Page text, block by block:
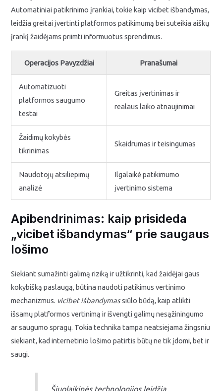
Automatiniai patikrinimo įrankiai, tokie kaip vicibet išbandymas,
leidžia greitai įvertinti platformos patikimumą bei suteikia aiškų
įrankį žaidėjams priimti informuotus sprendimus.
Operacijos Pavyzdžiai Pranašumai
Automatizuoti
platformos saugumo
testai
Greitas įvertinimas ir
realaus laiko atnaujinimai
Žaidimų kokybės
tikrinimas
Skaidrumas ir teisingumas
Naudotojų atsiliepimų
analizė
Ilgalaikė patikimumo
įvertinimo sistema
Apibendrinimas: kaip prisideda
„vicibet išbandymas“ prie saugaus
lošimo
Siekiant sumažinti galimą riziką ir užtikrinti, kad žaidėjai gaus
kokybišką paslaugą, būtina naudoti patikimus vertinimo
mechanizmus. vicibet išbandymassiūlo būdą, kaip atlikti
išsamų platformos vertinimą ir išvengti galimų nesąžiningumo
ar saugumo spragų. Tokia technika tampa neatsiejama žingsniu
siekiant, kad internetinio lošimo patirtis būtų ne tik įdomi, bet ir
saugi.
„Šiuolaikinės technologijos leidžia